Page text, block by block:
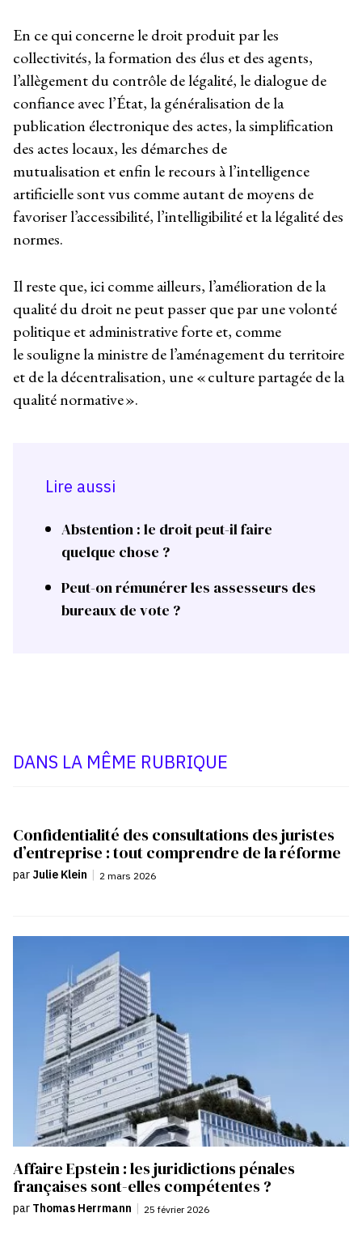
En ce qui concerne le droit produit par les
collectivités, la formation des élus et des agents,
l’allègement du contrôle de légalité, le dialogue de
confiance avec l’État, la généralisation de la
publication électronique des actes, la simplification
des actes locaux, les démarches de
mutualisation et enfin le recours à l’intelligence
artificielle sont vus comme autant de moyens de
favoriser l’accessibilité, l’intelligibilité et la légalité des
normes.
Il reste que, ici comme ailleurs, l’amélioration de la
qualité du droit ne peut passer que par une volonté
politique et administrative forte et, comme
le souligne la ministre de l’aménagement du territoire
et de la décentralisation, une « culture partagée de la
qualité normative ».
Lire aussi
Abstention : le droit peut-il faire
quelque chose ?
Peut-on rémunérer les assesseurs des
bureaux de vote ?
DANS LA MÊME RUBRIQUE
Confidentialité des consultations des juristes
d’entreprise : tout comprendre de la réforme
par Julie Klein | 2 mars 2026
Affaire Epstein : les juridictions pénales
françaises sont-elles compétentes ?
par Thomas Herrmann | 25 février 2026